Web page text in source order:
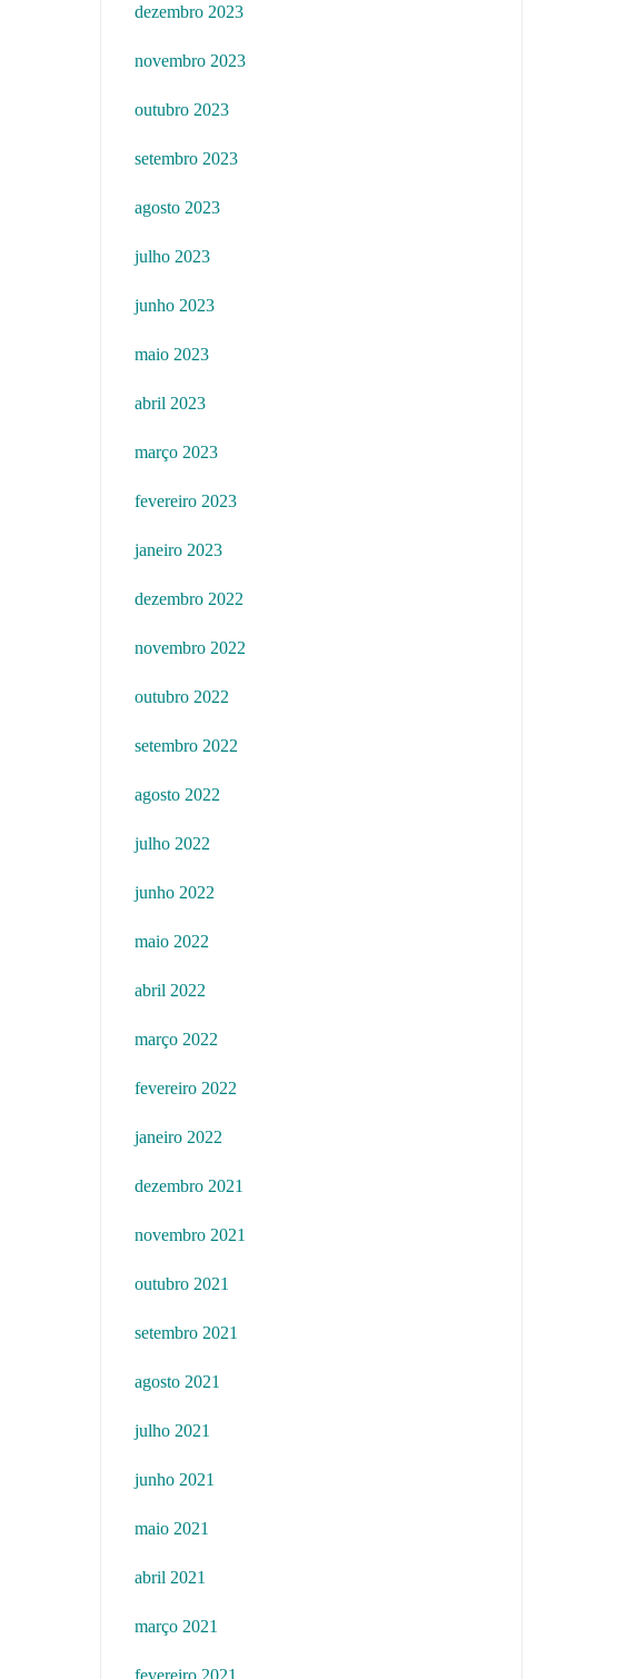
dezembro 2023
novembro 2023
outubro 2023
setembro 2023
agosto 2023
julho 2023
junho 2023
maio 2023
abril 2023
março 2023
fevereiro 2023
janeiro 2023
dezembro 2022
novembro 2022
outubro 2022
setembro 2022
agosto 2022
julho 2022
junho 2022
maio 2022
abril 2022
março 2022
fevereiro 2022
janeiro 2022
dezembro 2021
novembro 2021
outubro 2021
setembro 2021
agosto 2021
julho 2021
junho 2021
maio 2021
abril 2021
março 2021